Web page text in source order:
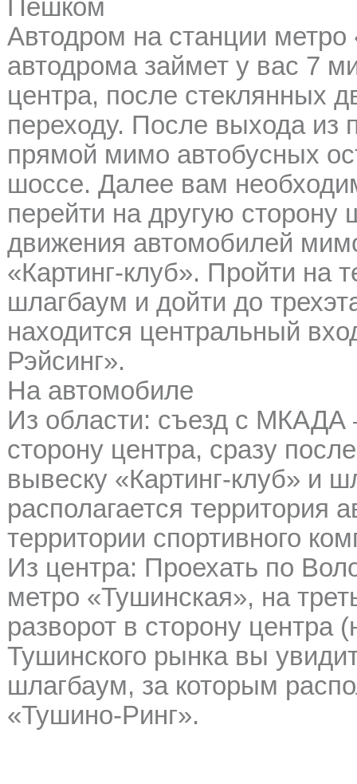
Пешком
Автодром на станции метро
автодрома займет у вас 7
центра, после стеклянных
переходу. После выхода из
прямой мимо автобусных
шоссе. Далее вам
перейти на другую сторону
движения автомобилей
«Картинг-клуб». Пройти на
шлагбаум и дойти до
находится центральный
Рэйсинг».
На автомобиле
Из области: съезд с МКАДА
сторону центра, сразу
вывеску «Картинг-клуб» и
располагается территория
территории спортивного
Из центра: Проехать по
метро «Тушинская», на
разворот в сторону центра
Тушинского рынка вы
шлагбаум, за которым
«Тушино-Ринг».